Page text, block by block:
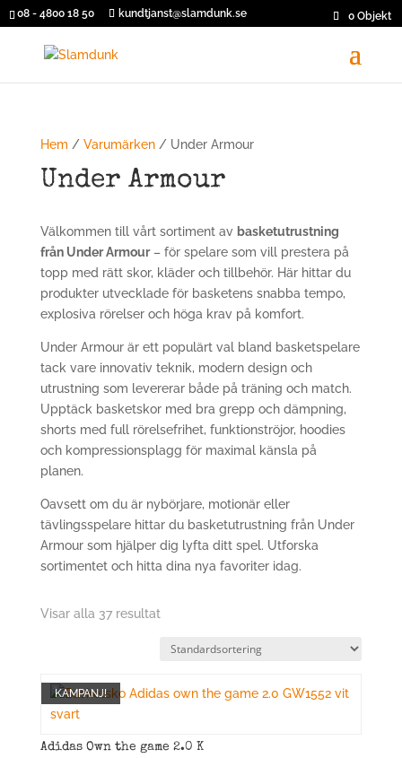
08 - 4800 18 50 kundtjanst@slamdunk.se 0 Objekt
Hem / Varumärken/ Under Armour
Under Armour
Välkommen till vårt sortiment av basketutrustning
från Under Armour– för spelare som vill prestera på
topp med rätt skor, kläder och tillbehör. Här hittar du
produkter utvecklade för basketens snabba tempo,
explosiva rörelser och höga krav på komfort.
Under Armour är ett populärt val bland basketspelare
tack vare innovativ teknik, modern design och
utrustning som levererar både på träning och match.
Upptäck basketskor med bra grepp och dämpning,
shorts med full rörelsefrihet, funktionströjor, hoodies
och kompressionsplagg för maximal känsla på
planen.
Oavsett om du är nybörjare, motionär eller
tävlingsspelare hittar du basketutrustning från Under
Armour som hjälper dig lyfta ditt spel. Utforska
sortimentet och hitta dina nya favoriter idag.
Visar alla 37 resultat
KAMPANJ!
Adidas Own the game 2.0 K